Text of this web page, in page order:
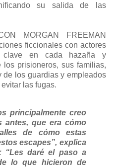
su salida de las
MORGAN FREEMAN
ficcionales con actores
clave en cada hazaña y
prisioneros, sus familias,
de los guardias y empleados
las fugas.
principalmente creo
antes, que era cómo
de cómo estas
escapes”, explica
“Les daré el paso a
lo que hicieron de